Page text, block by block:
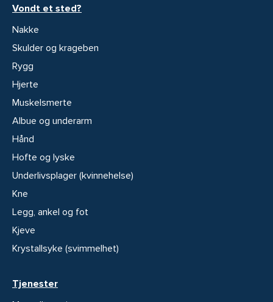
Vondt et sted?
Nakke
Skulder og krageben
Rygg
Hjerte
Muskelsmerte
Albue og underarm
Hånd
Hofte og lyske
Underlivsplager (kvinnehelse)
Kne
Legg, ankel og fot
Kjeve
Krystallsyke (svimmelhet)
Tjenester